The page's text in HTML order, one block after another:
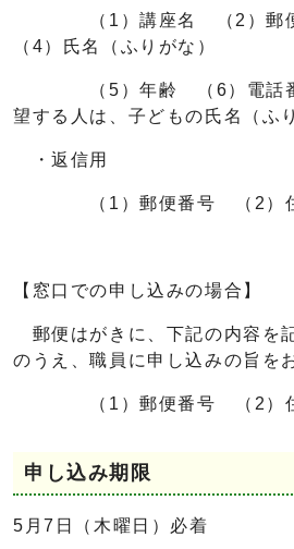
（1）講座名 （2）郵便
（4）氏名（ふりがな）
（5）年齢 （6）電話番
望する人は、子どもの氏名（ふ
・返信用
（1）郵便番号 （2）住
【窓口での申し込みの場合】
郵便はがきに、下記の内容を
のうえ、職員に申し込みの旨を
（1）郵便番号 （2）住
申し込み期限
5月7日（木曜日）必着